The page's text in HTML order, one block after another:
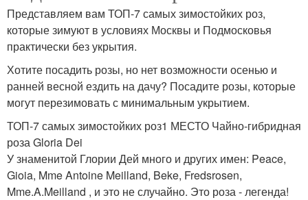
Представляем вам ТОП-7 самых зимостойких роз,
которые зимуют в условиях Москвы и Подмосковья
практически без укрытия.
Хотите посадить розы, но нет возможности осенью и
ранней весной ездить на дачу? Посадите розы, которые
могут перезимовать с минимальным укрытием.
ТОП-7 самых зимостойких роз1 МЕСТО Чайно-гибридная
роза Gloria Dei
У знаменитой Глории Дей много и других имен: Peace,
Gioia, Mme Antoine Meilland, Beke, Fredsrosen,
Mme.A.Meilland , и это не случайно. Это роза - легенда!